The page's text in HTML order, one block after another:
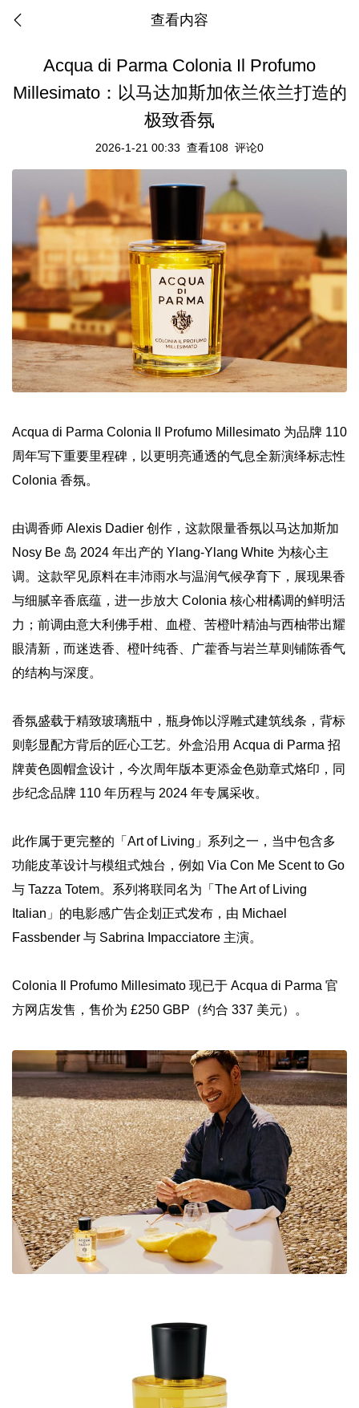
查看内容
Acqua di Parma Colonia Il Profumo
Millesimato：以马达加斯加依兰依兰打造的
极致香氛
2026-1-21 00:33 查看108 评论0
Acqua di Parma Colonia Il Profumo Millesimato 为品牌 110
周年写下重要里程碑，以更明亮通透的气息全新演绎标志性
Colonia 香氛。
由调香师 Alexis Dadier 创作，这款限量香氛以马达加斯加
Nosy Be 岛 2024 年出产的 Ylang‑Ylang White 为核心主
调。这款罕见原料在丰沛雨水与温润气候孕育下，展现果香
与细腻辛香底蕴，进一步放大 Colonia 核心柑橘调的鲜明活
力；前调由意大利佛手柑、血橙、苦橙叶精油与西柚带出耀
眼清新，而迷迭香、橙叶纯香、广藿香与岩兰草则铺陈香气
的结构与深度。
香氛盛载于精致玻璃瓶中，瓶身饰以浮雕式建筑线条，背标
则彰显配方背后的匠心工艺。外盒沿用 Acqua di Parma 招
牌黄色圆帽盒设计，今次周年版本更添金色勋章式烙印，同
步纪念品牌 110 年历程与 2024 年专属采收。
此作属于更完整的「Art of Living」系列之一，当中包含多
功能皮革设计与模组式烛台，例如 Via Con Me Scent to Go
与 Tazza Totem。系列将联同名为「The Art of Living
Italian」的电影感广告企划正式发布，由 Michael
Fassbender 与 Sabrina Impacciatore 主演。
Colonia Il Profumo Millesimato 现已于 Acqua di Parma 官
方网店发售，售价为 £250 GBP（约合 337 美元）。